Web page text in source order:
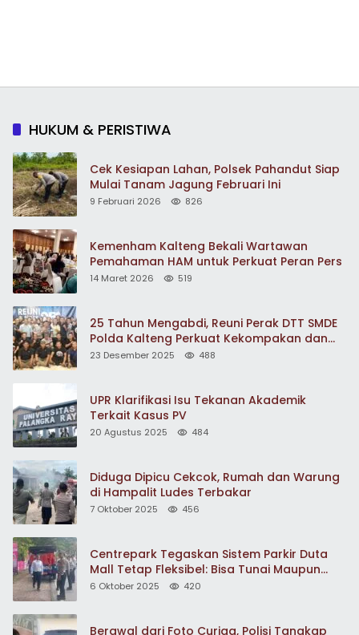
HUKUM & PERISTIWA
Cek Kesiapan Lahan, Polsek Pahandut Siap
Mulai Tanam Jagung Februari Ini
9 Februari 2026 826
Kemenham Kalteng Bekali Wartawan
Pemahaman HAM untuk Perkuat Peran Pers
14 Maret 2026 519
25 Tahun Mengabdi, Reuni Perak DTT SMDE
Polda Kalteng Perkuat Kekompakan dan
Pengabdian
23 Desember 2025 488
UPR Klarifikasi Isu Tekanan Akademik
Terkait Kasus PV
20 Agustus 2025 484
Diduga Dipicu Cekcok, Rumah dan Warung
di Hampalit Ludes Terbakar
7 Oktober 2025 456
Centrepark Tegaskan Sistem Parkir Duta
Mall Tetap Fleksibel: Bisa Tunai Maupun
Non-Tunai
6 Oktober 2025 420
Berawal dari Foto Curiga, Polisi Tangkap